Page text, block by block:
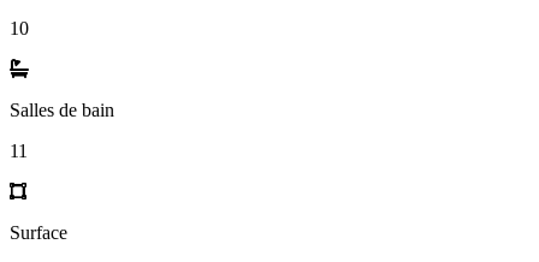
10
Salles de bain
11
Surface